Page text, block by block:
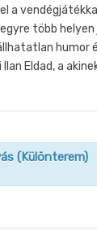
a
több
Eldad, a
(Különterem)